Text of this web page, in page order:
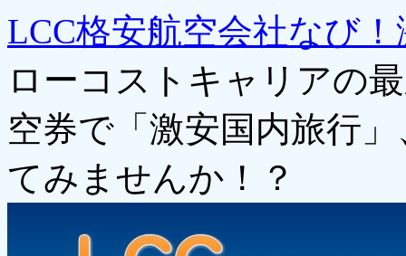
LCC格安航空会社なび
ローコストキャリアの
空券で「激安国内旅行
てみませんか！？